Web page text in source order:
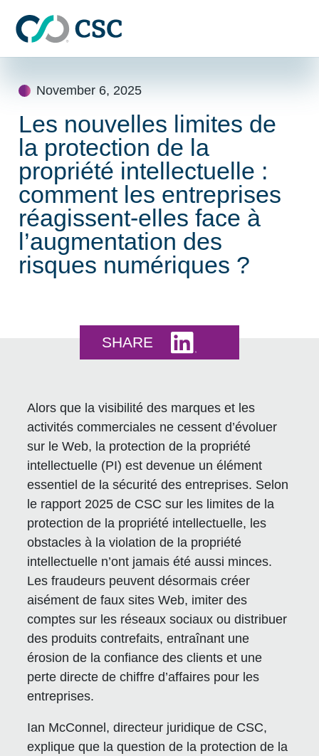
November 6, 2025
Les nouvelles limites de
la protection de la
propriété intellectuelle :
comment les entreprises
réagissent-elles face à
l’augmentation des
risques numériques ?
SHARE
Alors que la visibilité des marques et les
activités commerciales ne cessent d’évoluer
sur le Web, la protection de la propriété
intellectuelle (PI) est devenue un élément
essentiel de la sécurité des entreprises. Selon
le rapport 2025 de CSC sur les limites de la
protection de la propriété intellectuelle, les
obstacles à la violation de la propriété
intellectuelle n’ont jamais été aussi minces.
Les fraudeurs peuvent désormais créer
aisément de faux sites Web, imiter des
comptes sur les réseaux sociaux ou distribuer
des produits contrefaits, entraînant une
érosion de la confiance des clients et une
perte directe de chiffre d’affaires pour les
entreprises.
Ian McConnel, directeur juridique de CSC,
explique que la question de la protection de la